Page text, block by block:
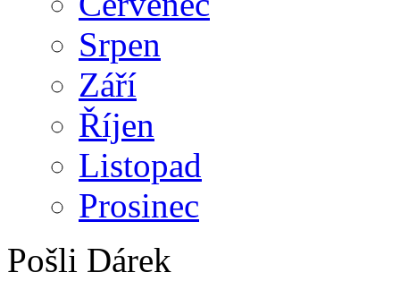
Srpen
Září
Říjen
Listopad
Prosinec
Pošli Dárek